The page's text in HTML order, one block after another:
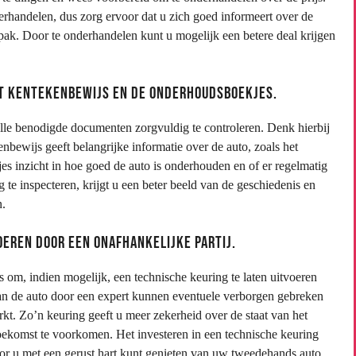
dus zorg ervoor dat u zich goed informeert over de
Door te onderhandelen kunt u mogelijk een betere deal krijgen
en de onderhoudsboekjes.
benodigde documenten zorgvuldig te controleren. Denk hierbij
geeft belangrijke informatie over de auto, zoals het
inzicht in hoe goed de auto is onderhouden en of er regelmatig
inspecteren, krijgt u een beter beeld van de geschiedenis en
door een onafhankelijke partij.
indien mogelijk, een technische keuring te laten uitvoeren
auto door een expert kunnen eventuele verborgen gebreken
Zo’n keuring geeft u meer zekerheid over de staat van het
te voorkomen. Het investeren in een technische keuring
met een gerust hart kunt genieten van uw tweedehands auto.